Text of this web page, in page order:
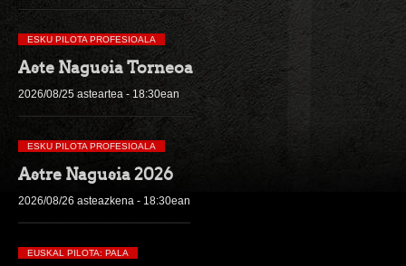
ESKU PILOTA PROFESIOALA
Aste Nagusia Torneoa
2026/08/25 asteartea - 18:30ean
ESKU PILOTA PROFESIOALA
Astre Nagusia 2026
2026/08/26 asteazkena - 18:30ean
EUSKAL PILOTA: PALA